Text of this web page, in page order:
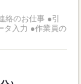
お仕事 ●引
タ入力 ●作業員の